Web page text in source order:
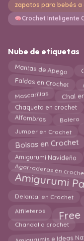
zapatos para bebés a
Crochet Inteligente
Nube de etiquetas
Mantas de Apego
Faldas en Crochet
Mascarillas Chal
Chaqueta en crochet
Alfombras Bolero
Jumper en Crochet
Bolsas en Crochet
Amigurumi Navideño
Agarraderas en
Amigurumi
Delantal en Crochet
Alfileteros
Chandal a crochet
Amigurumis e Ideas